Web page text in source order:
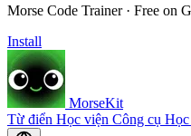
Morse Code Trainer · Free on
Install
MorseKit
Từ điển Học viện Công cụ Học